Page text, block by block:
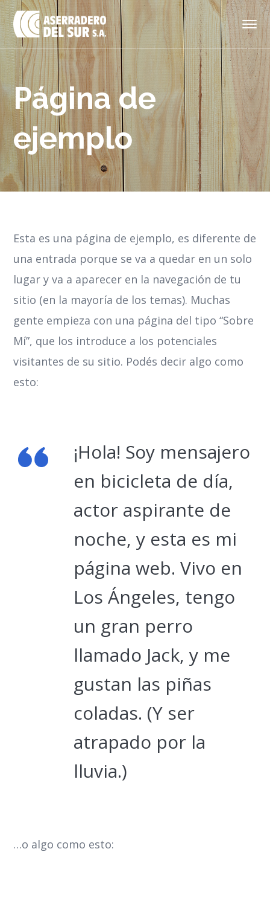
Página de
ejemplo
Esta es una página de ejemplo, es diferente de
una entrada porque se va a quedar en un solo
lugar y va a aparecer en la navegación de tu
sitio (en la mayoría de los temas). Muchas
gente empieza con una página del tipo “Sobre
Mí”, que los introduce a los potenciales
visitantes de su sitio. Podés decir algo como
esto:
¡Hola! Soy mensajero
en bicicleta de día,
actor aspirante de
noche, y esta es mi
página web. Vivo en
Los Ángeles, tengo
un gran perro
llamado Jack, y me
gustan las piñas
coladas. (Y ser
atrapado por la
lluvia.)
…o algo como esto: